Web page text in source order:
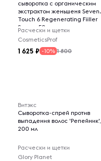
сыворотка с органическим
экстрактом женьшеня Seven
Touch 6 Regenerating Fiiller
Serum, 50 мл
Расчески и щетки
CosmeticsProf
1 625 -10% 1 800
Витэкс
Сыворотка-спрей против
выпадения волос 'Репейник',
200 мл
Расчески и щетки
Glory Planet